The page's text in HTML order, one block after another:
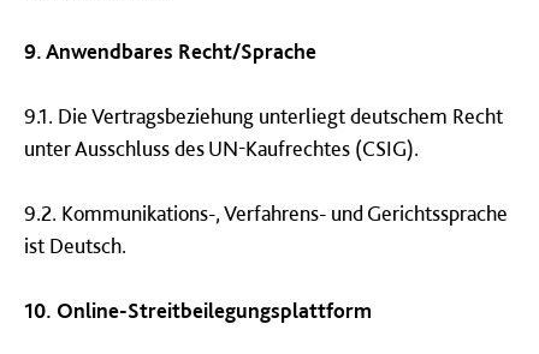
9. Anwendbares Recht/Sprache
9.1. Die Vertragsbeziehung unterliegt deutschem Recht
unter Ausschluss des UN-Kaufrechtes (CSIG).
9.2. Kommunikations-, Verfahrens- und Gerichtssprache
ist Deutsch.
10. Online-Streitbeilegungsplattform